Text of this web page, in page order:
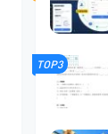
TOP3